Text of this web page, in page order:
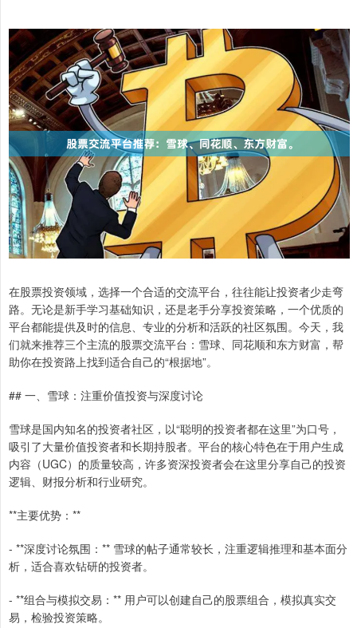
在股票投资领域，选择一个合适的交流平台，往往能让投资者少走弯
路。无论是新手学习基础知识，还是老手分享投资策略，一个优质的
平台都能提供及时的信息、专业的分析和活跃的社区氛围。今天，我
们就来推荐三个主流的股票交流平台：雪球、同花顺和东方财富，帮
助你在投资路上找到适合自己的“根据地”。
## 一、雪球：注重价值投资与深度讨论
雪球是国内知名的投资者社区，以“聪明的投资者都在这里”为口号，
吸引了大量价值投资者和长期持股者。平台的核心特色在于用户生成
内容（UGC）的质量较高，许多资深投资者会在这里分享自己的投资
逻辑、财报分析和行业研究。
**主要优势：**
- **深度讨论氛围：** 雪球的帖子通常较长，注重逻辑推理和基本面分
析，适合喜欢钻研的投资者。
- **组合与模拟交易：** 用户可以创建自己的股票组合，模拟真实交
易，检验投资策略。